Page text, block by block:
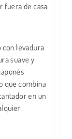
fuera de casa
levadura
suave y
que combina
en un